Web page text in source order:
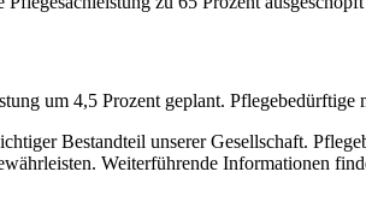
um 4,5 Prozent geplant.
Bestandteil unserer Gesellschaft.
Weiterführende Informationen